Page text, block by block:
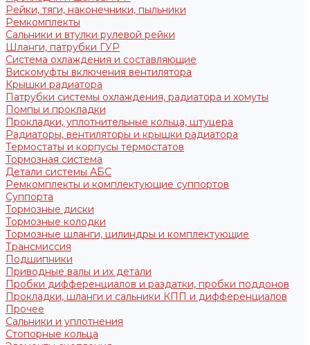
Рейки, тяги, наконечники, пыльники
Ремкомплекты
Сальники и втулки рулевой рейки
Шланги, патрубки ГУР
Система охлаждения и составляющие
Вискомуфты включения вентилятора
Крышки радиатора
Патрубки системы охлаждения, радиатора и хомуты
Помпы и прокладки
Прокладки, уплотнительные кольца, штуцера
Радиаторы, вентиляторы и крышки радиатора
Термостаты и корпусы термостатов
Тормозная система
Детали системы АБС
Ремкомплекты и комплектующие суппортов
Суппорта
Тормозные диски
Тормозные колодки
Тормозные шланги, цилиндры и комплектующие
Трансмиссия
Подшипники
Приводные валы и их детали
Пробки дифференциалов и раздатки, пробки поддонов
Прокладки, шланги и сальники КПП и дифференциалов
Прочее
Сальники и уплотнения
Стопорные кольца